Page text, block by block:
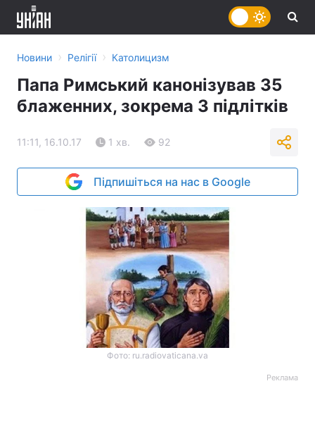
Новини › Релігії › Католицизм
Папа Римський канонізував 35
блаженних, зокрема 3 підлітків
11:11, 16.10.17 1 хв. 92
Підпишіться на нас в Google
Фото: ru.radiovaticana.va
Реклама